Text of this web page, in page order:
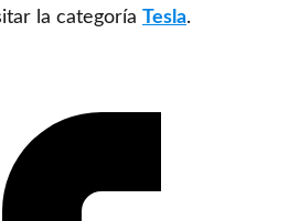
la categoría Tesla.